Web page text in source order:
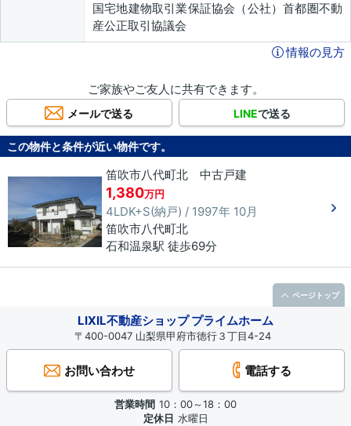
国宅地建物取引業保証協会（公社）首都圏不動
産公正取引協議会
情報の見方
ご家族やご友人に共有できます。
メールで送る LINEで送る
この物件と条件が近い物件です。
笛吹市八代町北 中古戸建
1,380万円
4LDK+S(納戸) / 1997年 10月
笛吹市八代町北
石和温泉駅 徒歩69分
LIXIL不動産ショップ プライムホーム
〒400-0047 山梨県甲府市徳行３丁目4-24
お問い合わせ 電話する
営業時間 10：00～18：00
定休日 水曜日
ページトップ